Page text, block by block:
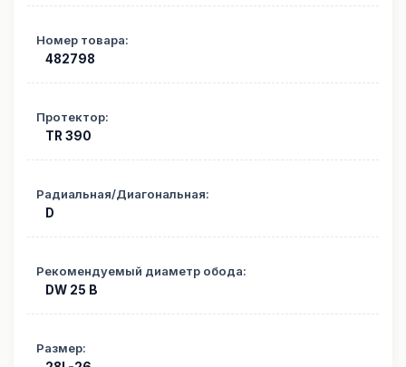
Номер товара:
482798
Протектор:
TR 390
Радиальная/Диагональная:
D
Рекомендуемый диаметр обода:
DW 25 B
Размер: